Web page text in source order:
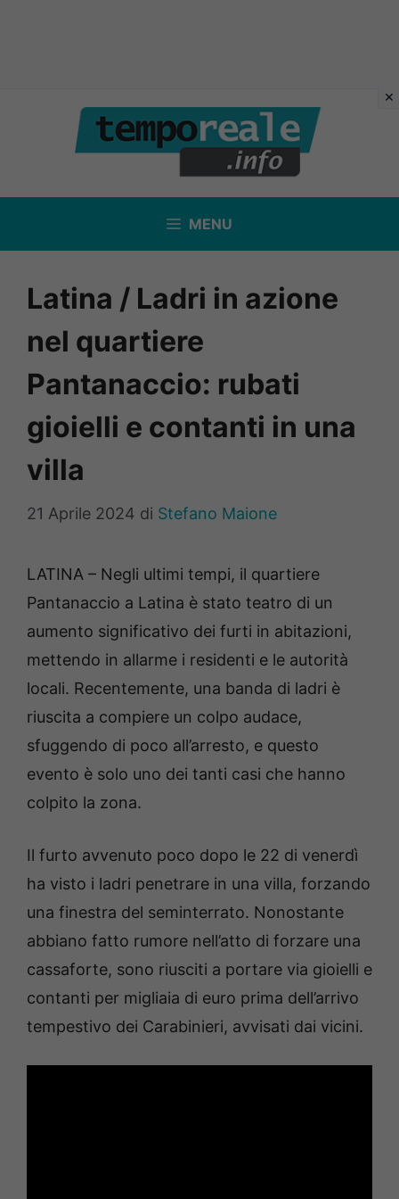
contenuto
MENU
Latina / Ladri in azione
nel quartiere
Pantanaccio: rubati
gioielli e contanti in una
villa
21 Aprile 2024 di Stefano Maione
LATINA – Negli ultimi tempi, il quartiere
Pantanaccio a Latina è stato teatro di un
aumento significativo dei furti in abitazioni,
mettendo in allarme i residenti e le autorità
locali. Recentemente, una banda di ladri è
riuscita a compiere un colpo audace,
sfuggendo di poco all’arresto, e questo
evento è solo uno dei tanti casi che hanno
colpito la zona.
Il furto avvenuto poco dopo le 22 di venerdì
ha visto i ladri penetrare in una villa, forzando
una finestra del seminterrato. Nonostante
abbiano fatto rumore nell’atto di forzare una
cassaforte, sono riusciti a portare via gioielli e
contanti per migliaia di euro prima dell’arrivo
tempestivo dei Carabinieri, avvisati dai vicini.